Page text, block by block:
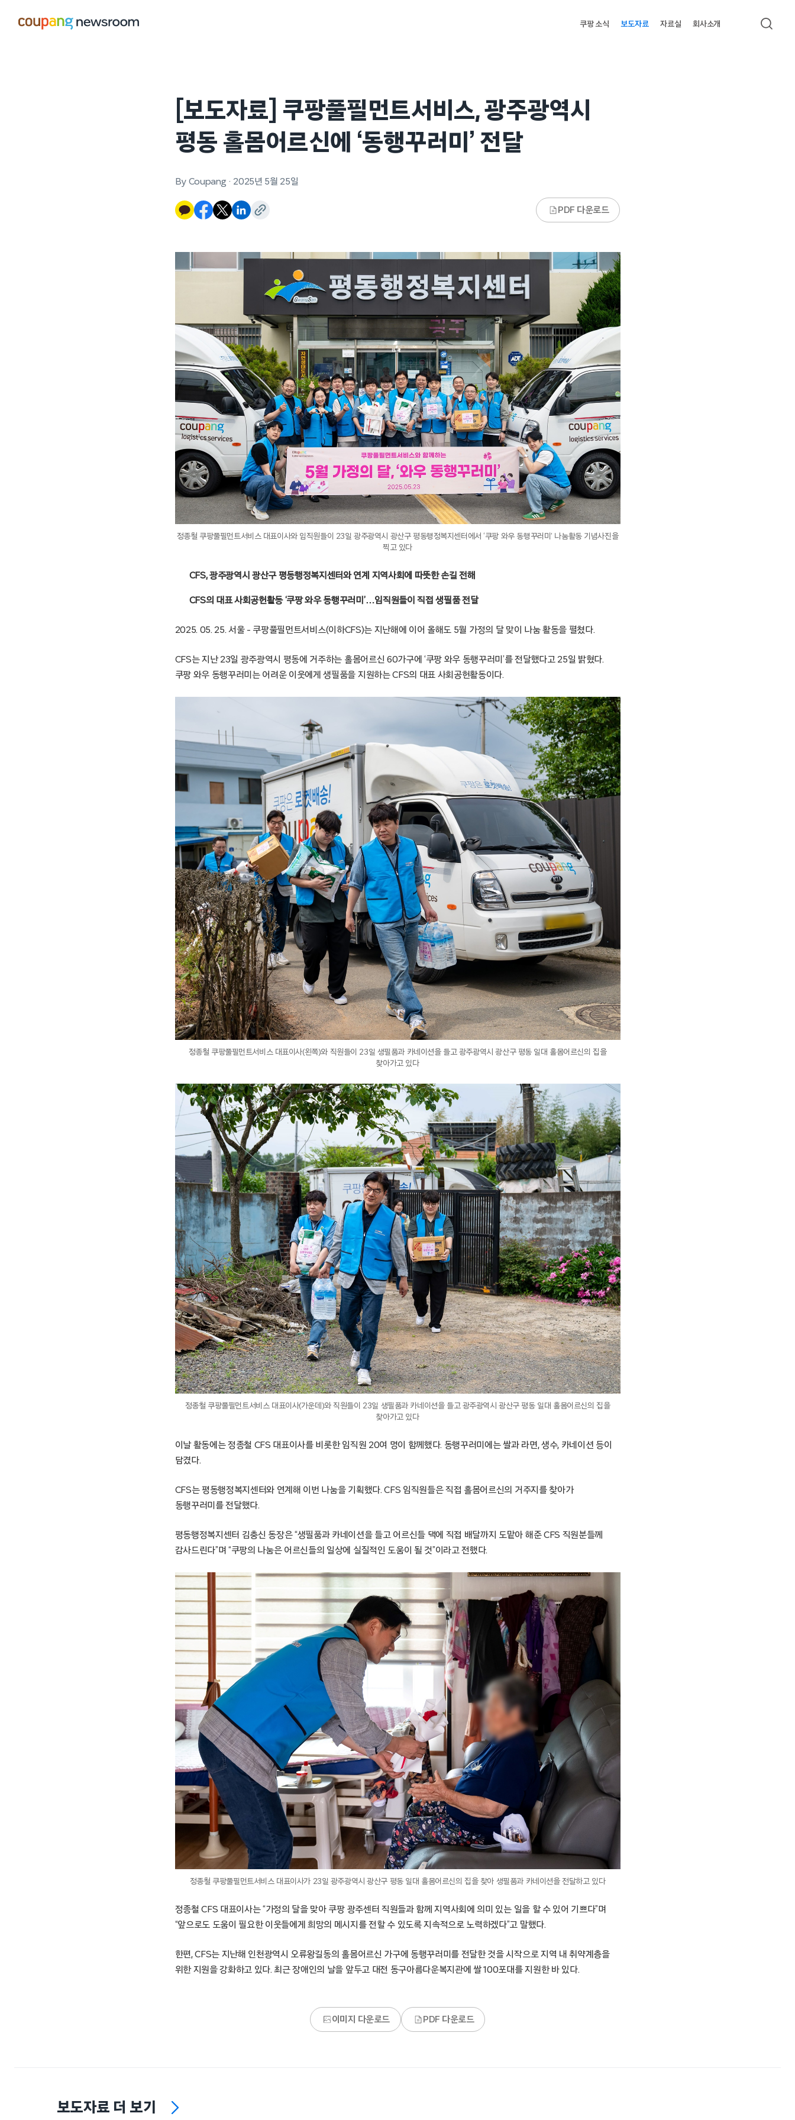
쿠팡 소식 보도자료 자료실 회사소개 검색
[보도자료] 쿠팡풀필먼트서비스, 광주광역시
평동 홀몸어르신에 ‘동행꾸러미’ 전달
By Coupang · 2025년 5월 25일
PDF 다운로드
정종철 쿠팡풀필먼트서비스 대표이사와 임직원들이 23일 광주광역시 광산구 평동행정복지센터에서 ‘쿠팡 와우 동행꾸러미’ 나눔활동 기념사진을
찍고 있다
CFS, 광주광역시 광산구 평동행정복지센터와 연계 지역사회에 따뜻한 손길 전해
CFS의 대표 사회공헌활동 ‘쿠팡 와우 동행꾸러미’…임직원들이 직접 생필품 전달
2025. 05. 25. 서울 – 쿠팡풀필먼트서비스(이하CFS)는 지난해에 이어 올해도 5월 가정의 달 맞이 나눔 활동을 펼쳤다.
CFS는 지난 23일 광주광역시 평동에 거주하는 홀몸어르신 60가구에 ‘쿠팡 와우 동행꾸러미’를 전달했다고 25일 밝혔다.
쿠팡 와우 동행꾸러미는 어려운 이웃에게 생필품을 지원하는 CFS의 대표 사회공헌활동이다.
정종철 쿠팡풀필먼트서비스 대표이사(왼쪽)와 직원들이 23일 생필품과 카네이션을 들고 광주광역시 광산구 평동 일대 홀몸어르신의 집을
찾아가고 있다
정종철 쿠팡풀필먼트서비스 대표이사(가운데)와 직원들이 23일 생필품과 카네이션을 들고 광주광역시 광산구 평동 일대 홀몸어르신의 집을
찾아가고 있다
이날 활동에는 정종철 CFS 대표이사를 비롯한 임직원 20여 명이 함께했다. 동행꾸러미에는 쌀과 라면, 생수, 카네이션 등이
담겼다.
CFS는 평동행정복지센터와 연계해 이번 나눔을 기획했다. CFS 임직원들은 직접 홀몸어르신의 거주지를 찾아가
동행꾸러미를 전달했다.
평동행정복지센터 김충신 동장은 “생필품과 카네이션을 들고 어르신들 댁에 직접 배달까지 도맡아 해준 CFS 직원분들께
감사드린다”며 “쿠팡의 나눔은 어르신들의 일상에 실질적인 도움이 될 것”이라고 전했다.
정종철 쿠팡풀필먼트서비스 대표이사가 23일 광주광역시 광산구 평동 일대 홀몸어르신의 집을 찾아 생필품과 카네이션을 전달하고 있다
정종철 CFS 대표이사는 “가정의 달을 맞아 쿠팡 광주센터 직원들과 함께 지역사회에 의미 있는 일을 할 수 있어 기쁘다”며
“앞으로도 도움이 필요한 이웃들에게 희망의 메시지를 전할 수 있도록 지속적으로 노력하겠다”고 말했다.
한편, CFS는 지난해 인천광역시 오류왕길동의 홀몸어르신 가구에 동행꾸러미를 전달한 것을 시작으로 지역 내 취약계층을
위한 지원을 강화하고 있다. 최근 장애인의 날을 앞두고 대전 동구아름다운복지관에 쌀 100포대를 지원한 바 있다.
이미지 다운로드 PDF 다운로드
보도자료 더 보기